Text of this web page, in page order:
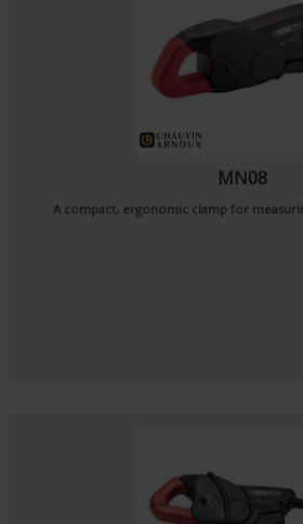
MN08
A compact, ergonomic clamp for